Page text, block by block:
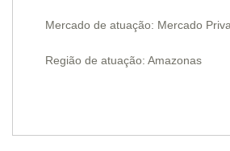
Mercado de atuação: Mercado
Região de atuação: Amazonas